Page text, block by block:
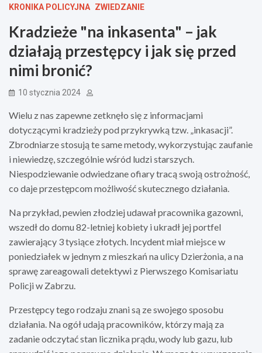
KRONIKA POLICYJNA ZWIEDZANIE
Kradzieże "na inkasenta" – jak
działają przestępcy i jak się przed
nimi bronić?
10 stycznia 2024
Wielu z nas zapewne zetknęło się z informacjami
dotyczącymi kradzieży pod przykrywką tzw. „inkasacji”.
Zbrodniarze stosują te same metody, wykorzystując zaufanie
i niewiedzę, szczególnie wśród ludzi starszych.
Niespodziewanie odwiedzane ofiary tracą swoją ostrożność,
co daje przestępcom możliwość skutecznego działania.
Na przykład, pewien złodziej udawał pracownika gazowni,
wszedł do domu 82-letniej kobiety i ukradł jej portfel
zawierający 3 tysiące złotych. Incydent miał miejsce w
poniedziałek w jednym z mieszkań na ulicy Dzierżonia, a na
sprawę zareagowali detektywi z Pierwszego Komisariatu
Policji w Zabrzu.
Przestępcy tego rodzaju znani są ze swojego sposobu
działania. Na ogół udają pracowników, którzy mają za
zadanie odczytać stan licznika prądu, wody lub gazu, lub